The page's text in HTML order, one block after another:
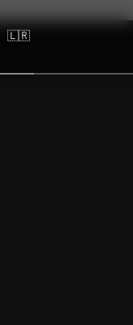
🇱🇷